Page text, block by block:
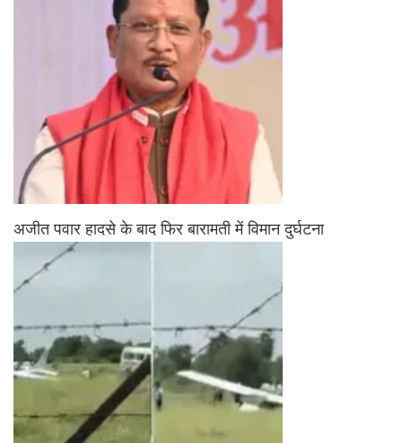
अजीत पवार हादसे के बाद फिर बारामती में विमान दुर्घटना